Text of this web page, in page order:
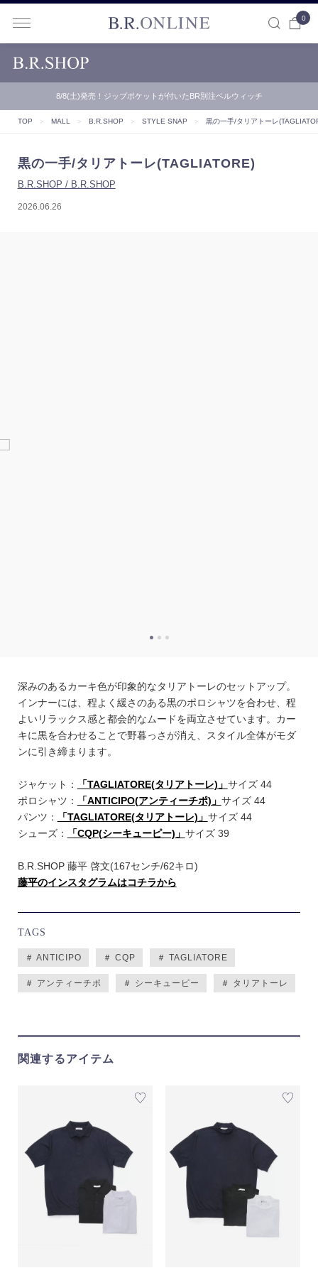
0
8/8(土)発売！ジップポケットが付いたBR別注ベルウィッチ
TOP ＞ MALL ＞ B.R.SHOP ＞ STYLE SNAP ＞ 黒の一手/タリアトーレ
黒の一手/タリアトーレ(TAGLIATORE)
B.R.SHOP / B.R.SHOP
2026.06.26
深みのあるカーキ色が印象的なタリアトーレのセットアップ。
インナーには、程よく緩さのある黒のポロシャツを合わせ、程
よいリラックス感と都会的なムードを両立させています。カー
キに黒を合わせることで野暮っさが消え、スタイル全体がモダ
ンに引き締まります。
ジャケット： 「TAGLIATORE(タリアトーレ)」 サイズ 44
ポロシャツ：
「ANTICIPO(アンティーチポ)」 サイズ 44
パンツ：
「TAGLIATORE(タリアトーレ)」 サイズ 44
シューズ：
「CQP(シーキューピー)」 サイズ 39
B.R.SHOP 藤平 啓文(167センチ/62キロ)
藤平のインスタグラムはコチラから
TAGS
＃ ANTICIPO ＃ CQP ＃ TAGLIATORE
＃ アンティーチポ ＃ シーキューピー ＃ タリアトーレ
関連するアイテム